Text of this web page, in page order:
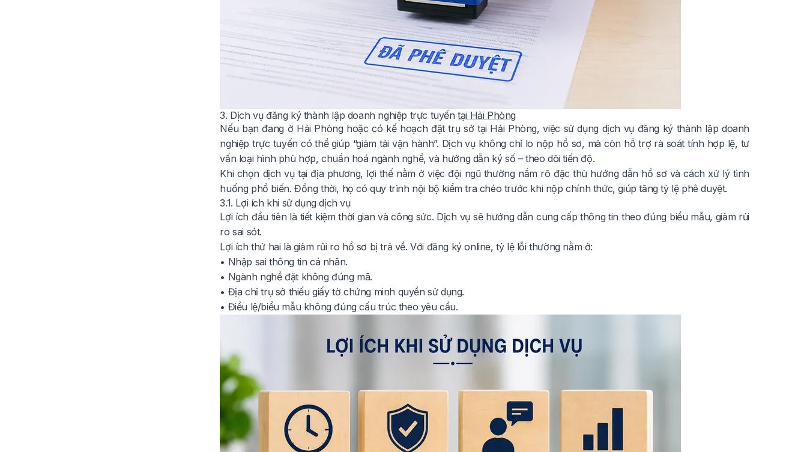
3. Dịch vụ đăng ký thành lập doanh nghiệp trực tuyếntại Hải Phòng
Nếu bạn đang ở Hải Phòng hoặc có kế hoạch đặt trụ sở tại Hải Phòng, việc sử dụng dịch vụ đăng ký thành lập doanh
nghiệp trực tuyến có thể giúp “giảm tải vận hành”. Dịch vụ không chỉ lo nộp hồ sơ, mà còn hỗ trợ rà soát tính hợp lệ, tư
vấn loại hình phù hợp, chuẩn hoá ngành nghề, và hướng dẫn ký số – theo dõi tiến độ.
Khi chọn dịch vụ tại địa phương, lợi thế nằm ở việc đội ngũ thường nắm rõ đặc thù hướng dẫn hồ sơ và cách xử lý tình
huống phổ biến. Đồng thời, họ có quy trình nội bộ kiểm tra chéo trước khi nộp chính thức, giúp tăng tỷ lệ phê duyệt.
3.1. Lợi ích khi sử dụng dịch vụ
Lợi ích đầu tiên là tiết kiệm thời gian và công sức. Dịch vụ sẽ hướng dẫn cung cấp thông tin theo đúng biểu mẫu, giảm rủi
ro sai sót.
Lợi ích thứ hai là giảm rủi ro hồ sơ bị trả về. Với đăng ký online, tỷ lệ lỗi thường nằm ở:
• Nhập sai thông tin cá nhân.
• Ngành nghề đặt không đúng mã.
• Địa chỉ trụ sở thiếu giấy tờ chứng minh quyền sử dụng.
• Điều lệ/biểu mẫu không đúng cấu trúc theo yêu cầu.